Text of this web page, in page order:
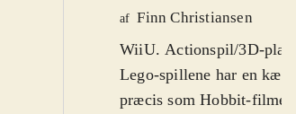
af Finn Christiansen
WiiU. Actionspil/3D-
Lego-spillene har en
præcis som Hobbit-